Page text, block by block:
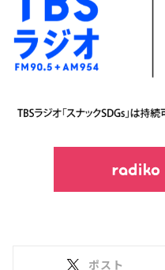
ポスト